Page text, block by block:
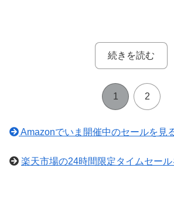
続きを読む
1 2
Amazonでいま開催中のセールを見
楽天市場の24時間限定タイムセール